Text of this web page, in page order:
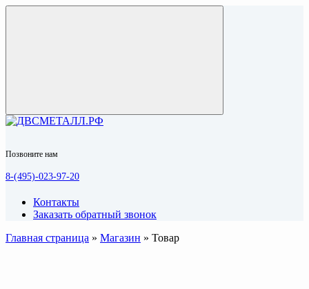
Позвоните нам
8-(495)-023-97-20
Контакты
Заказать обратный звонок
Главная страница » Магазин » Товар